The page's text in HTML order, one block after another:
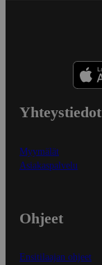
Yhteystiedot
Myymälät
Asiakaspalvelu
Ohjeet
Ensitilaajan ohjeet